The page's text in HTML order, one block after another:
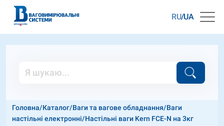
RU UA
Головна/Каталог/Ваги та вагове обладнання/Ваги
настільні електронні/Настільні ваги Kern FCE-N на 3кг